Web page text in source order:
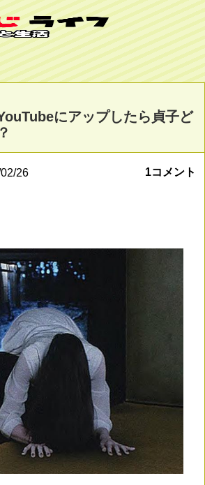
にアップしたら貞子ど
26 1コメント